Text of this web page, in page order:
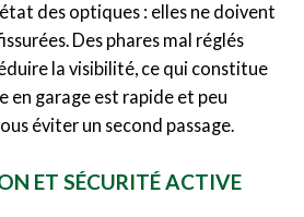
des optiques : elles ne doivent
Des phares mal réglés
la visibilité, ce qui constitue
en garage est rapide et peu
éviter un second passage.
ET SÉCURITÉ ACTIVE